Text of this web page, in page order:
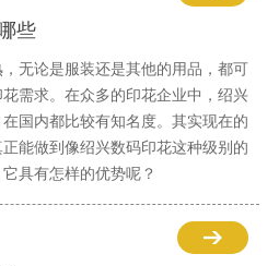
些
无论是服装还是其他的用品，都可
需求。在众多的印花企业中，绍兴
国内都比较有知名度。其实现在的
能做到像绍兴数码印花这种级别的
具有怎样的优势呢？